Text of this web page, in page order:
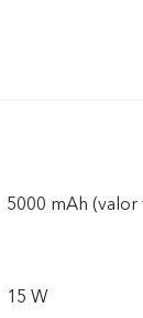
5000 mAh
15 W